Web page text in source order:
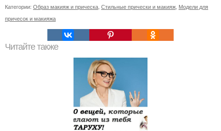
Категории: Образ макияж и прическа, Стильные прически и макияж, Модели для
причесок и макияжа
Читайте также